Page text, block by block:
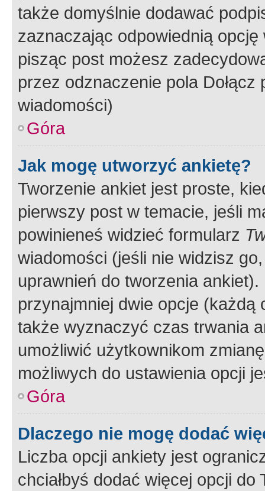
także domyślnie dodawać
zaznaczając odpowiednią
pisząc post możesz
przez odznaczenie pola
wiadomości)
Góra
Jak mogę utworzyć ankietę?
Tworzenie ankiet jest proste,
pierwszy post w temacie, jeśli
powinieneś widzieć formularz
wiadomości (jeśli nie widzisz
uprawnień do tworzenia
przynajmniej dwie opcje
także wyznaczyć czas trwania
umożliwić użytkownikom
możliwych do ustawienia opcji
Góra
Dlaczego nie mogę dodać
Liczba opcji ankiety jest
chciałbyś dodać więcej opcji